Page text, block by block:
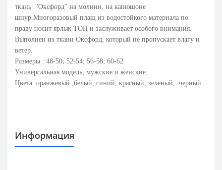
ткань "Оксфорд" на молнии, на капюшоне
шнур.Многоразовый плащ из водостойкого материала по
праву носит ярлык ТОП и заслуживает особого внимания.
Выполнен из ткани Оксфорд, который не пропускает влагу и
ветер.
Размеры : 48-50; 52-54; 56-58; 60-62
Универсальная модель, мужские и женские.
Цвета: оранжевый , белый, синий, красный, зеленый, черный.
Информация